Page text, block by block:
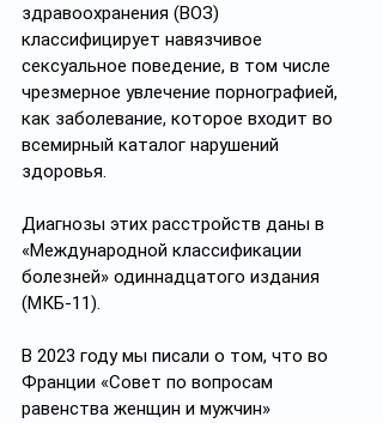
здравоохранения (ВОЗ)
классифицирует навязчивое
сексуальное поведение, в том числе
чрезмерное увлечение порнографией,
как заболевание, которое входит во
всемирный каталог нарушений
здоровья.
Диагнозы этих расстройств даны в
«Международной классификации
болезней» одиннадцатого издания
(МКБ-11).
В 2023 году мы писали о том, что во
Франции «Совет по вопросам
равенства женщин и мужчин»